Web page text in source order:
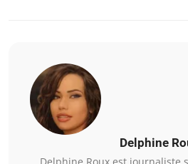
Delphine